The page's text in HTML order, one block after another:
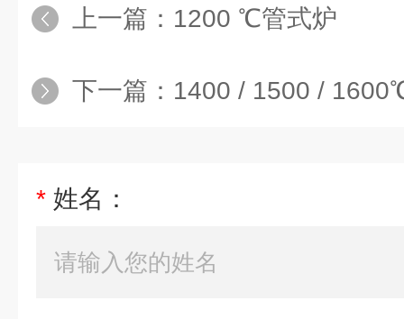
上一篇： 1200 ℃管式炉
下一篇： 1400 / 1500 / 1600℃高
* 姓名：